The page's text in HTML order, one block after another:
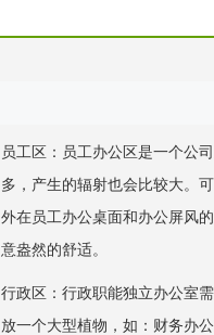
员工区：员工办公区是一个公
多，产生的辐射也会比较大。
外在员工办公桌面和办公屏风
意盎然的舒适。
行政区：行政职能独立办公室
放一个大型植物，如：财务办